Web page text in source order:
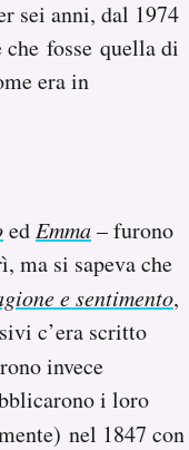
sei anni, dal 1974
che fosse quella di
era in
ed Emma– furono
ma si sapeva che
e sentimento,
c’era scritto
invece
i loro
nel 1847 con